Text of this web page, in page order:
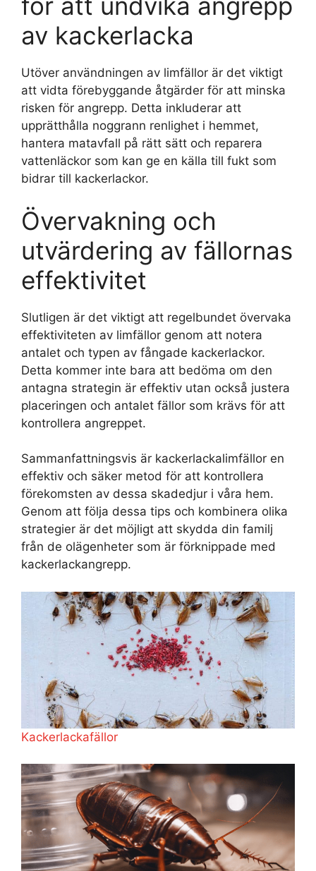
av kackerlacka
Utöver användningen av limfällor är det viktigt
att vidta förebyggande åtgärder för att minska
risken för angrepp. Detta inkluderar att
upprätthålla noggrann renlighet i hemmet,
hantera matavfall på rätt sätt och reparera
vattenläckor som kan ge en källa till fukt som
bidrar till kackerlackor.
Övervakning och
utvärdering av fällornas
effektivitet
Slutligen är det viktigt att regelbundet övervaka
effektiviteten av limfällor genom att notera
antalet och typen av fångade kackerlackor.
Detta kommer inte bara att bedöma om den
antagna strategin är effektiv utan också justera
placeringen och antalet fällor som krävs för att
kontrollera angreppet.
Sammanfattningsvis är kackerlackalimfällor en
effektiv och säker metod för att kontrollera
förekomsten av dessa skadedjur i våra hem.
Genom att följa dessa tips och kombinera olika
strategier är det möjligt att skydda din familj
från de olägenheter som är förknippade med
kackerlackangrepp.
Kackerlackafällor